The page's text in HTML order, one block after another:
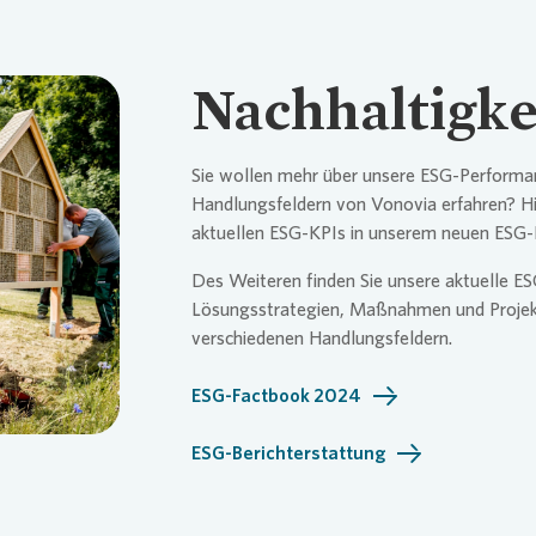
Sie wollen mehr über unsere ESG-
Handlungsfeldern von Vonovia erfahren?
aktuellen ESG-KPIs in unserem neuen
Des Weiteren finden Sie unsere aktuelle
Lösungsstrategien, Maßnahmen und
verschiedenen Handlungsfeldern.
ESG-Factbook 2024
ESG-Berichterstattung